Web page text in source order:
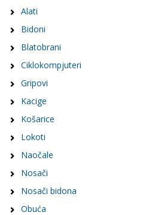
Alati
Bidoni
Blatobrani
Ciklokompjuteri
Gripovi
Kacige
Košarice
Lokoti
Naočale
Nosači
Nosači bidona
Obuća